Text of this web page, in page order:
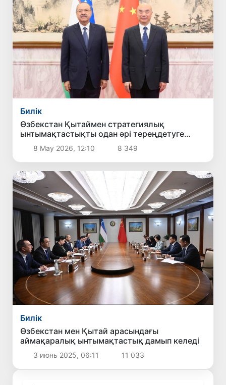
Билік
Өзбекстан Қытаймен стратегиялық
ынтымақтастықты одан әрі тереңдетуге
мүдделі екенін мәлімдеді
8 Мау 2026, 12:10 8 349
Билік
Өзбекстан мен Қытай арасындағы
аймақаралық ынтымақтастық дамып келеді
3 июнь 2025, 06:11 11 033